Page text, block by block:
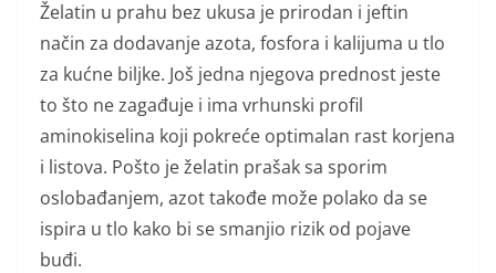
Želatin u prahu bez ukusa je prirodan i jeftin
način za dodavanje azota, fosfora i kalijuma u ​​tlo
za kućne biljke. Još jedna njegova prednost jeste
to što ne zagađuje i ima vrhunski profil
aminokiselina koji pokreće optimalan rast korjena
i listova. Pošto je želatin prašak sa sporim
oslobađanjem, azot takođe može polako da se
ispira u tlo kako bi se smanjio rizik od pojave
buđi.